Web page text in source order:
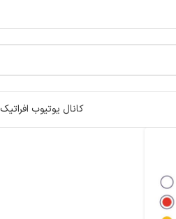
کانال یوتیوب افراتیک